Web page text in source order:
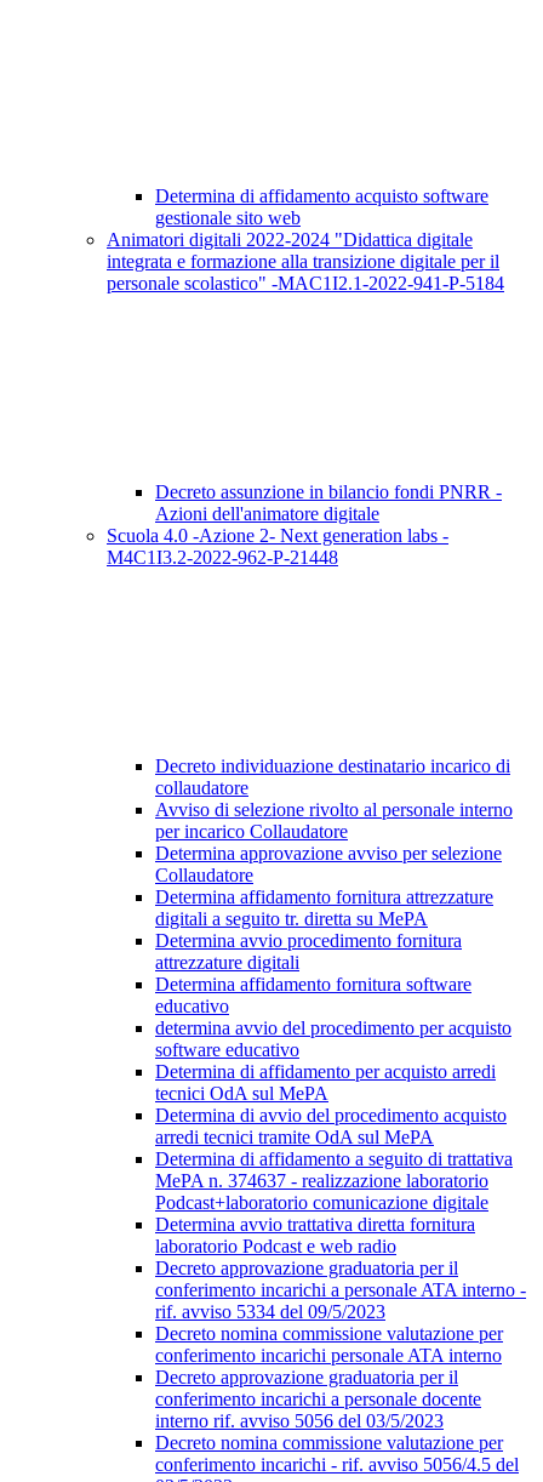
Determina di affidamento acquisto software
gestionale sito web
Animatori digitali 2022-2024 "Didattica digitale
integrata e formazione alla transizione digitale per il
personale scolastico" -MAC1I2.1-2022-941-P-5184
Decreto assunzione in bilancio fondi PNRR -
Azioni dell'animatore digitale
Scuola 4.0 -Azione 2- Next generation labs -
M4C1I3.2-2022-962-P-21448
Decreto individuazione destinatario incarico di
collaudatore
Avviso di selezione rivolto al personale interno
per incarico Collaudatore
Determina approvazione avviso per selezione
Collaudatore
Determina affidamento fornitura attrezzature
digitali a seguito tr. diretta su MePA
Determina avvio procedimento fornitura
attrezzature digitali
Determina affidamento fornitura software
educativo
determina avvio del procedimento per acquisto
software educativo
Determina di affidamento per acquisto arredi
tecnici OdA sul MePA
Determina di avvio del procedimento acquisto
arredi tecnici tramite OdA sul MePA
Determina di affidamento a seguito di trattativa
MePA n. 374637 - realizzazione laboratorio
Podcast+laboratorio comunicazione digitale
Determina avvio trattativa diretta fornitura
laboratorio Podcast e web radio
Decreto approvazione graduatoria per il
conferimento incarichi a personale ATA interno -
rif. avviso 5334 del 09/5/2023
Decreto nomina commissione valutazione per
conferimento incarichi personale ATA interno
Decreto approvazione graduatoria per il
conferimento incarichi a personale docente
interno rif. avviso 5056 del 03/5/2023
Decreto nomina commissione valutazione per
conferimento incarichi - rif. avviso 5056/4.5 del